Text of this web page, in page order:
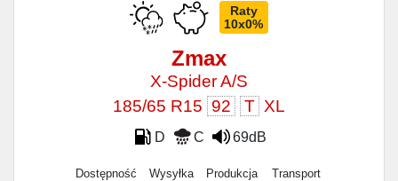
Raty
10x0%
Zmax
X-Spider A/S
185/65 R15 92 T XL
D C 69dB
Dostępność Wysyłka Produkcja Transport